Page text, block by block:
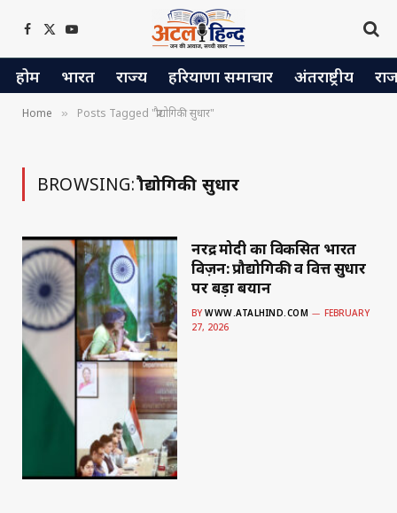
Facebook
X
(Twitter)
YouTube
होम भारत राज्य हरियाणा समाचार अंतराष्ट्रीय
Home » Posts Tagged "प्रौद्योगिकी सुधार"
BROWSING:प्रौद्योगिकी सुधार
नरेंद्र मोदी का विकसित भारत
विज़न: प्रौद्योगिकी व वित्त सुधार
पर बड़ा बयान
BY WWW.ATALHIND.COM
FEBRUARY
27, 2026